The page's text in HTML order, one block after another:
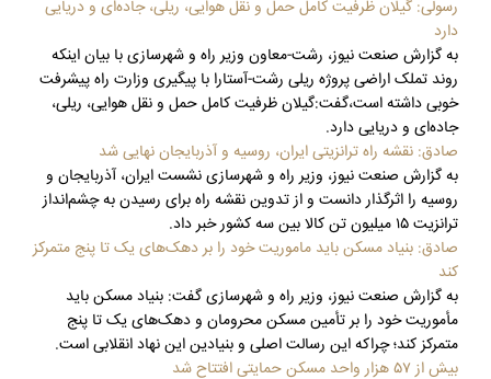
رسولی: گیلان ظرفیت کامل حمل‌ و نقل هوایی، ریلی، جاده‌ای و دریایی
دارد
به گزارش صنعت نیوز، رشت-معاون وزیر راه و شهرسازی با بیان اینکه
روند تملک اراضی پروژه ریلی رشت-آستارا با پیگیری وزارت راه پیشرفت
خوبی داشته است،گفت:گیلان ظرفیت کامل حمل‌ و نقل هوایی، ریلی،
جاده‌ای و دریایی دارد.
صادق: نقشه راه ترانزیتی ایران، روسیه و آذربایجان نهایی شد
به گزارش صنعت نیوز، وزیر راه و شهرسازی نشست ایران، آذربایجان و
روسیه را اثرگذار دانست و از تدوین نقشه راه برای رسیدن به چشم‌انداز
ترانزیت ۱۵ میلیون تن کالا بین سه کشور خبر داد.
صادق: بنیاد مسکن باید ماموریت خود را بر دهک‌های یک تا پنج متمرکز
کند
به گزارش صنعت نیوز، وزیر راه و شهرسازی گفت: بنیاد مسکن باید
مأموریت خود را بر تأمین مسکن محرومان و دهک‌های یک تا پنج
متمرکز کند؛ چراکه این رسالت اصلی و بنیادین این نهاد انقلابی است.
بیش از ۵۷ هزار واحد مسکن حمایتی افتتاح شد